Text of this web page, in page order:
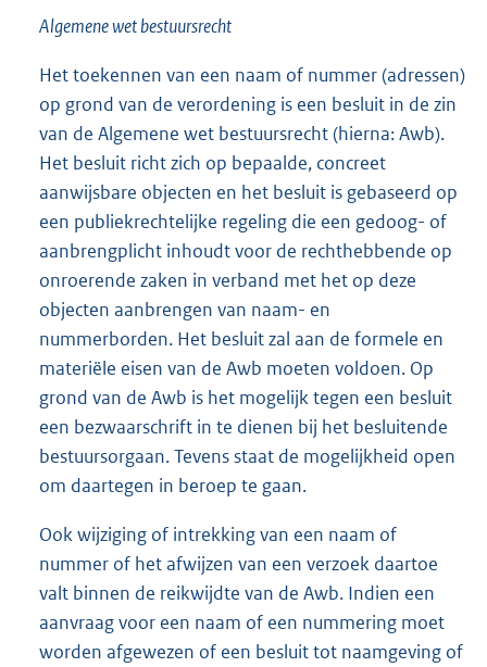
Algemene wet bestuursrecht
Het toekennen van een naam of nummer (adressen)
op grond van de verordening is een besluit in de zin
van de Algemene wet bestuursrecht (hierna: Awb).
Het besluit richt zich op bepaalde, concreet
aanwijsbare objecten en het besluit is gebaseerd op
een publiekrechtelijke regeling die een gedoog- of
aanbrengplicht inhoudt voor de rechthebbende op
onroerende zaken in verband met het op deze
objecten aanbrengen van naam- en
nummerborden. Het besluit zal aan de formele en
materiële eisen van de Awb moeten voldoen. Op
grond van de Awb is het mogelijk tegen een besluit
een bezwaarschrift in te dienen bij het besluitende
bestuursorgaan. Tevens staat de mogelijkheid open
om daartegen in beroep te gaan.
Ook wijziging of intrekking van een naam of
nummer of het afwijzen van een verzoek daartoe
valt binnen de reikwijdte van de Awb. Indien een
aanvraag voor een naam of een nummering moet
worden afgewezen of een besluit tot naamgeving of